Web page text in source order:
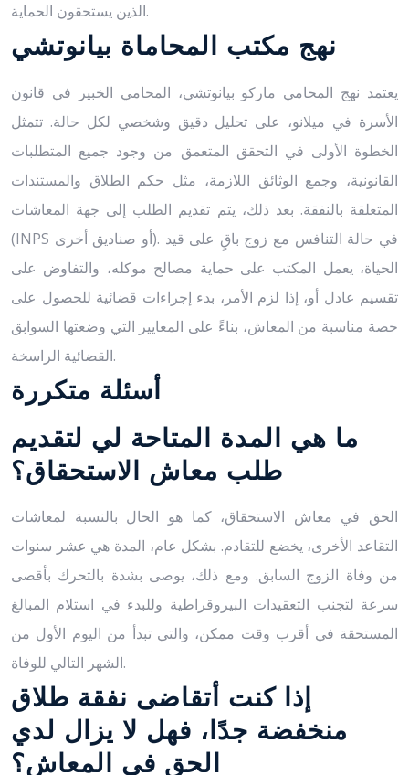
الذين يستحقون الحماية.
نهج مكتب المحاماة بيانوتشي
يعتمد نهج المحامي ماركو بيانوتشي، المحامي الخبير في قانون
الأسرة في ميلانو، على تحليل دقيق وشخصي لكل حالة. تتمثل
الخطوة الأولى في التحقق المتعمق من وجود جميع المتطلبات
القانونية، وجمع الوثائق اللازمة، مثل حكم الطلاق والمستندات
المتعلقة بالنفقة. بعد ذلك، يتم تقديم الطلب إلى جهة المعاشات
(INPS أو صناديق أخرى). في حالة التنافس مع زوج باقٍ على قيد
الحياة، يعمل المكتب على حماية مصالح موكله، والتفاوض على
تقسيم عادل أو، إذا لزم الأمر، بدء إجراءات قضائية للحصول على
حصة مناسبة من المعاش، بناءً على المعايير التي وضعتها السوابق
القضائية الراسخة.
أسئلة متكررة
ما هي المدة المتاحة لي لتقديم
طلب معاش الاستحقاق؟
الحق في معاش الاستحقاق، كما هو الحال بالنسبة لمعاشات
التقاعد الأخرى، يخضع للتقادم. بشكل عام، المدة هي عشر سنوات
من وفاة الزوج السابق. ومع ذلك، يوصى بشدة بالتحرك بأقصى
سرعة لتجنب التعقيدات البيروقراطية وللبدء في استلام المبالغ
المستحقة في أقرب وقت ممكن، والتي تبدأ من اليوم الأول من
الشهر التالي للوفاة.
إذا كنت أتقاضى نفقة طلاق
منخفضة جدًا، فهل لا يزال لدي
الحق في المعاش؟